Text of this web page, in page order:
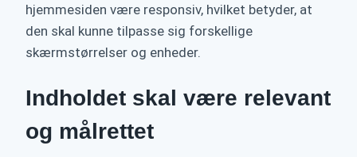
hjemmesiden være responsiv, hvilket betyder, at
den skal kunne tilpasse sig forskellige
skærmstørrelser og enheder.
Indholdet skal være relevant
og målrettet